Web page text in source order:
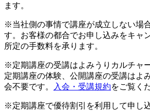
ます。
※当社側の事情で講座が成立しない場
す。お客様の都合でお申し込みをキャ
所定の手数料を承ります。
※定期講座の受講はよみうりカルチャ
定期講座の体験、公開講座の受講はよ
会不要です。
入会・受講規約をご覧く
※定期講座で優待割引を利用して申し